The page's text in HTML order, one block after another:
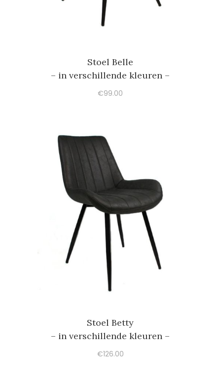
Stoel Belle
– in verschillende kleuren –
€99.00
Stoel Betty
– in verschillende kleuren –
€126.00